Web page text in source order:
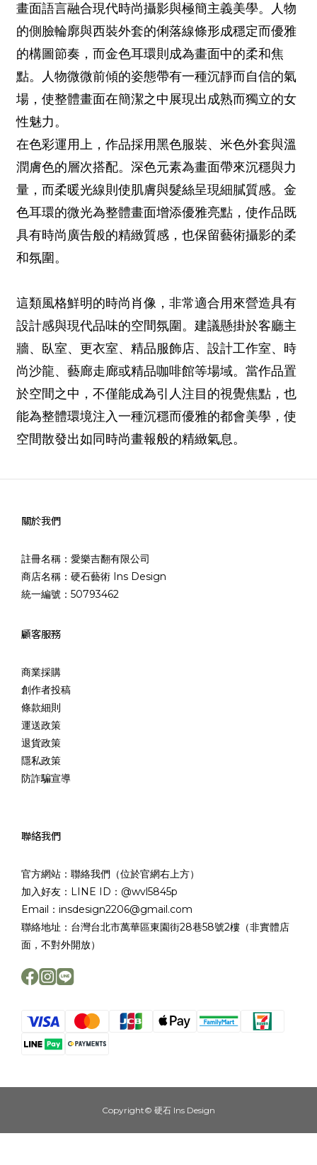
畫面語言融合現代時尚攝影與極簡主義美學。人物
的側臉輪廓與西裝外套的俐落線條形成穩定而優雅
的構圖節奏，而金色耳環則成為畫面中的柔和焦
點。人物微微前傾的姿態帶有一種沉靜而自信的氣
場，使整體畫面在簡潔之中展現出成熟而獨立的女
性魅力。
在色彩運用上，作品採用黑色服裝、米色外套與溫
潤膚色的層次搭配。深色元素為畫面帶來沉穩與力
量，而柔暖光線則使肌膚與髮絲呈現細膩質感。金
色耳環的微光為整體畫面增添優雅亮點，使作品既
具有時尚廣告般的精緻質感，也保留藝術攝影的柔
和氛圍。
這類風格鮮明的時尚肖像，非常適合用來營造具有
設計感與現代品味的空間氛圍。建議懸掛於客廳主
牆、臥室、更衣室、精品服飾店、設計工作室、時
尚沙龍、藝廊走廊或精品咖啡館等場域。當作品置
於空間之中，不僅能成為引人注目的視覺焦點，也
能為整體環境注入一種沉穩而優雅的都會美學，使
空間散發出如同時尚畫報般的精緻氣息。
關於我們
註冊名稱：愛樂吉翻有限公司
商店名稱：硬石藝術 Ins Design
統一編號：50793462
顧客服務
商業採購
創作者投稿
條款細則
運送政策
退貨政策
隱私政策
防詐騙宣導
聯絡我們
官方網站：聯絡我們（位於官網右上方）
加入好友：LINE ID：@wvl5845p
Email：insdesign2206@gmail.com
聯絡地址：台灣台北市萬華區東園街28巷58號2樓（非實體店
面，不對外開放）
Copyright© 硬石 Ins Design